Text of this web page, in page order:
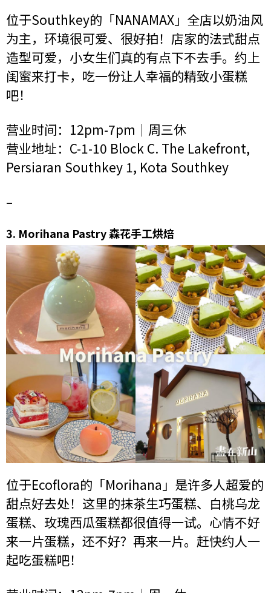
位于Southkey的「NANAMAX」全店以奶油风
为主，环境很可爱、很好拍！店家的法式甜点
造型可爱，小女生们真的有点下不去手。约上
闺蜜来打卡，吃一份让人幸福的精致小蛋糕
吧！
营业时间：12pm-7pm｜周三休
营业地址：C-1-10 Block C. The Lakefront,
Persiaran Southkey 1, Kota Southkey
–
3. Morihana Pastry 森花手工烘焙
位于Ecoflora的「Morihana」是许多人超爱的
甜点好去处！这里的抹茶生巧蛋糕、白桃乌龙
蛋糕、玫瑰西瓜蛋糕都很值得一试。心情不好
来一片蛋糕，还不好？再来一片。赶快约人一
起吃蛋糕吧！